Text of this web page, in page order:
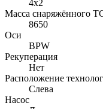
4x2
Масса снаряжённого
8650
Оси
BPW
Рекуперация
Нет
Расположение
Слева
Насос